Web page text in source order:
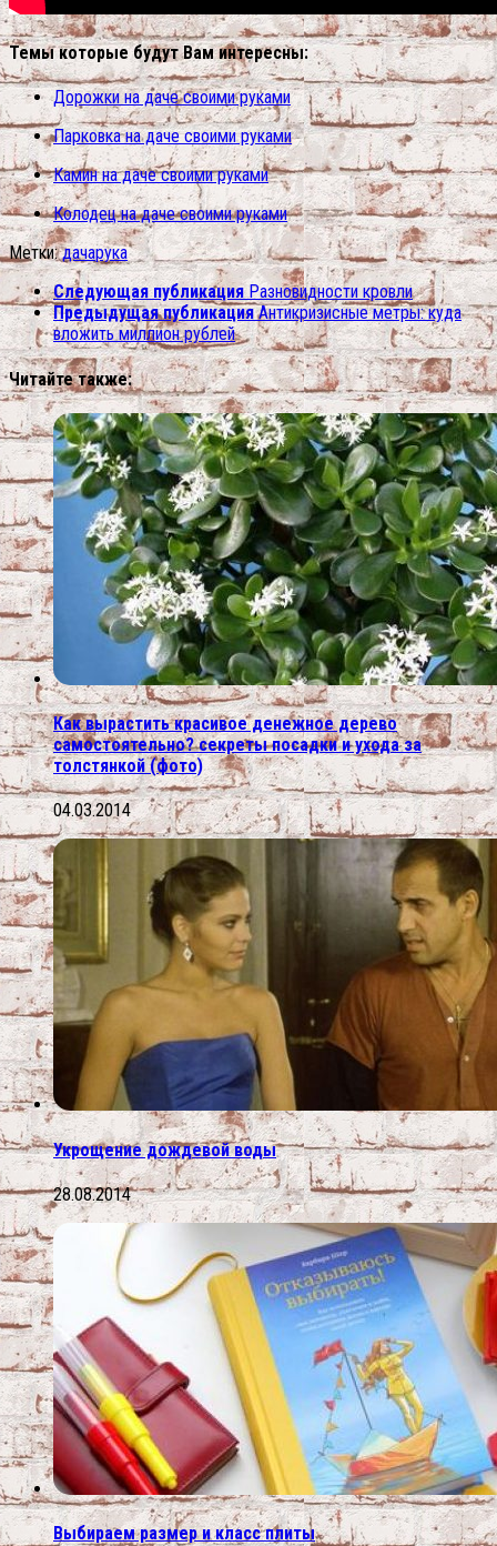
Темы которые будут Вам интересны:
Дорожки на даче своими руками
Парковка на даче своими руками
Камин на даче своими руками
Колодец на даче своими руками
Метки: дачарука
Следующая публикация Разновидности кровли
Предыдущая публикация Антикризисные метры: куда
вложить миллион рублей
Читайте также:
Как вырастить красивое денежное дерево
самостоятельно? секреты посадки и ухода за
толстянкой (фото)
04.03.2014
Укрощение дождевой воды
28.08.2014
Выбираем размер и класс плиты